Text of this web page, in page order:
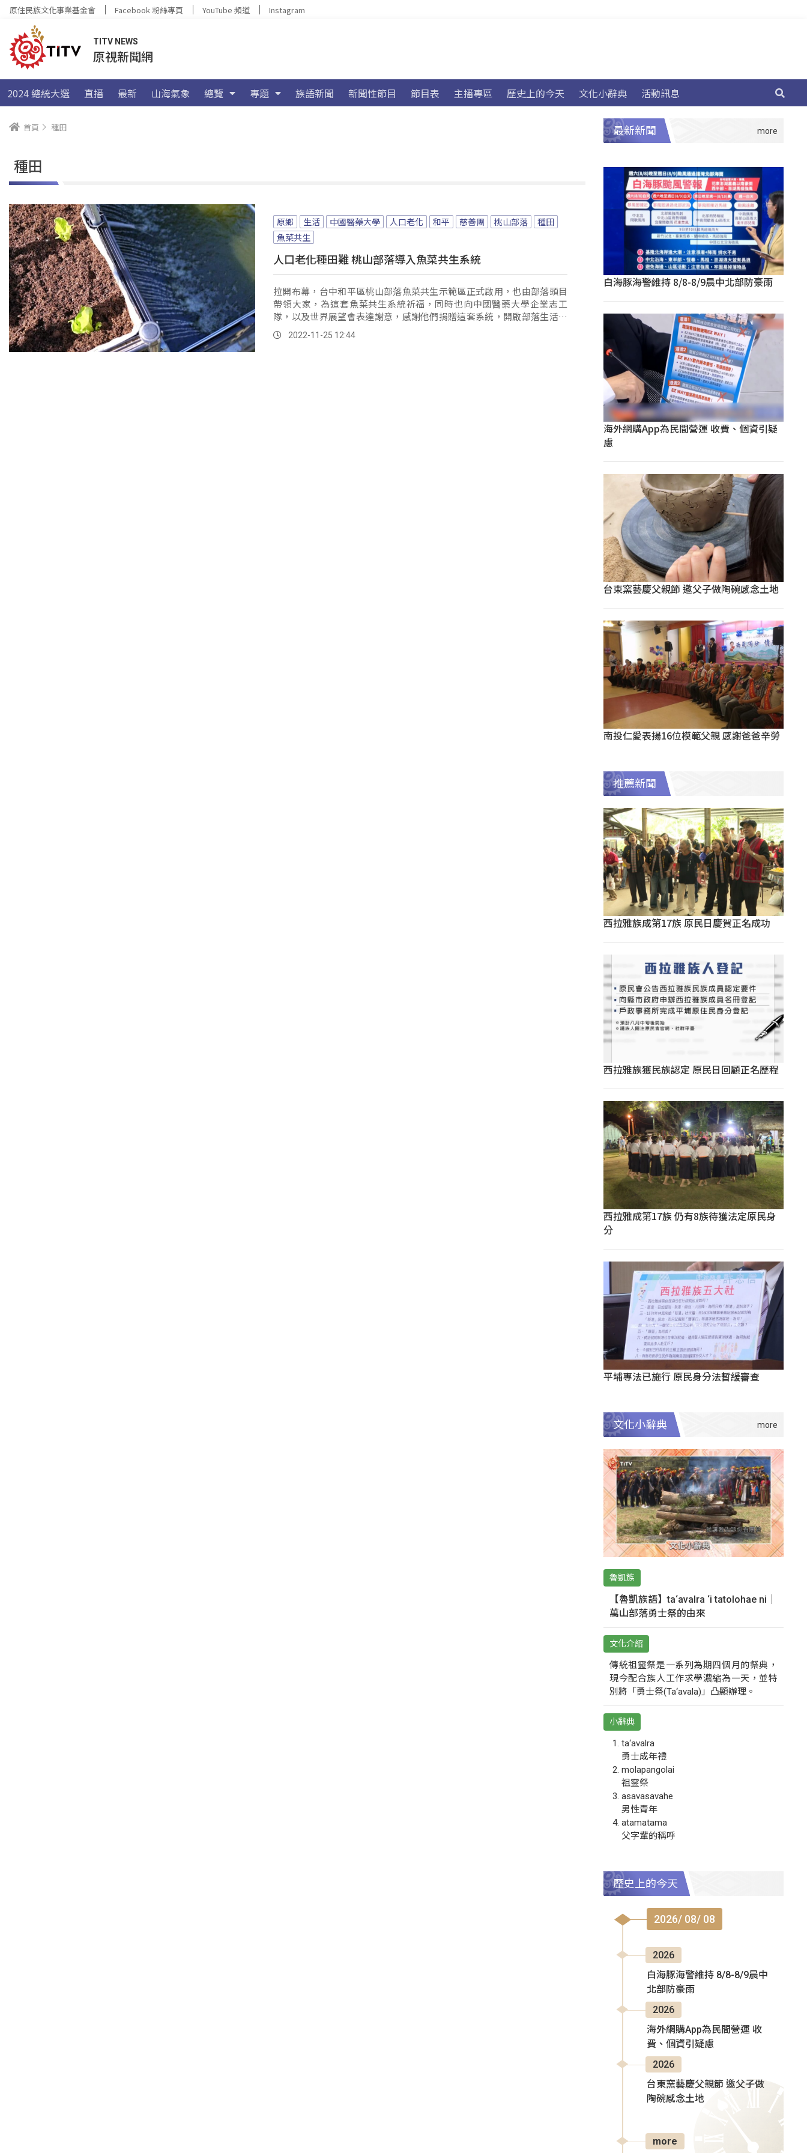
原住民族文化事業基金會 Facebook 粉絲專頁 YouTube 頻道 Instagram
TITV NEWS
原視新聞網
2024 總統大選 直播 最新 山海氣象 總覽 專題 族語新聞 新聞性節目 節目表 主播專區 歷史上的今天 文化小辭典 活動訊息
首頁 種田
種田
原鄉 生活 中國醫藥大學 人口老化 和平 慈善團 桃山部落
種田
魚菜共生
人口老化種田難 桃山部落導入魚菜共生系統
拉開布幕，台中和平區桃山部落魚菜共生示範區正式啟用，也由部落頭目
帶領大家，為這套魚菜共生系統祈福，同時也向中國醫藥大學企業志工
隊，以及世界展望會表達謝意，感謝他們捐贈這套系統，開啟部落生活自
給自足的新...。
2022-11-25 12:44
最新新聞
白海豚海警維持 8/8-8/9晨中北部防豪雨
海外網購App為民間營運 收費、個資引疑
慮
台東窯藝慶父親節 邀父子做陶碗感念土地
南投仁愛表揚16位模範父親 感謝爸爸辛勞
推薦新聞
西拉雅族成第17族 原民日慶賀正名成功
西拉雅族獲民族認定 原民日回顧正名歷程
西拉雅成第17族 仍有8族待獲法定原民身
分
平埔專法已施行 原民身分法暫緩審查
文化小辭典
魯凱族
【魯凱族語】ta‘avalra ‘i tatolohae ni｜
萬山部落勇士祭的由來
文化介紹
傳統祖靈祭是一系列為期四個月的祭典，
現今配合族人工作求學濃縮為一天，並特
別將「勇士祭(Ta‘avala)」凸顯辦理。
小辭典
ta‘avalra
勇士成年禮
molapangolai
祖靈祭
asavasavahe
男性青年
atamatama
父字輩的稱呼
歷史上的今天
2026/ 08/ 08
2026
白海豚海警維持 8/8-8/9晨中
北部防豪雨
2026
海外網購App為民間營運 收
費、個資引疑慮
2026
台東窯藝慶父親節 邀父子做
陶碗感念土地
more